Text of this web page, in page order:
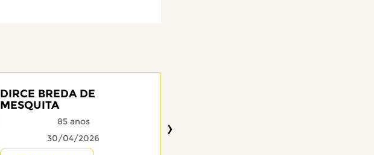
DIRCE BREDA DE
MESQUITA
85 anos
30/04/2026
›